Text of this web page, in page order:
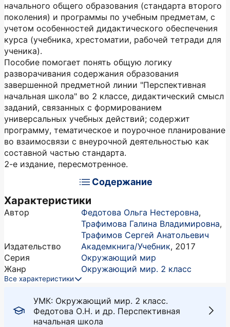
УМК: Окружающий мир. 2 класс.
Федотова О.Н. и др. Перспективная
начальная школа
начального общего образования (стандарта второго
поколения) и программы по учебным предметам, с
учетом особенностей дидактического обеспечения
курса (учебника, хрестоматии, рабочей тетради для
ученика).
Пособие помогает понять общую логику
разворачивания содержания образования
завершенной предметной линии "Перспективная
начальная школа" во 2 классе, дидактический смысл
заданий, связанных с формированием
универсальных учебных действий; содержит
программу, тематическое и поурочное планирование
во взаимосвязи с внеурочной деятельностью как
составной частью стандарта.
2-е издание, пересмотренное.
Содержание
Характеристики
Автор Федотова Ольга Нестеровна,
Трафимова Галина Владимировна,
Трафимов Сергей Анатольевич
Издательство
Академкнига/Учебник, 2017
Серия
Окружающий мир
Жанр
Окружающий мир. 2 класс
Все характеристики